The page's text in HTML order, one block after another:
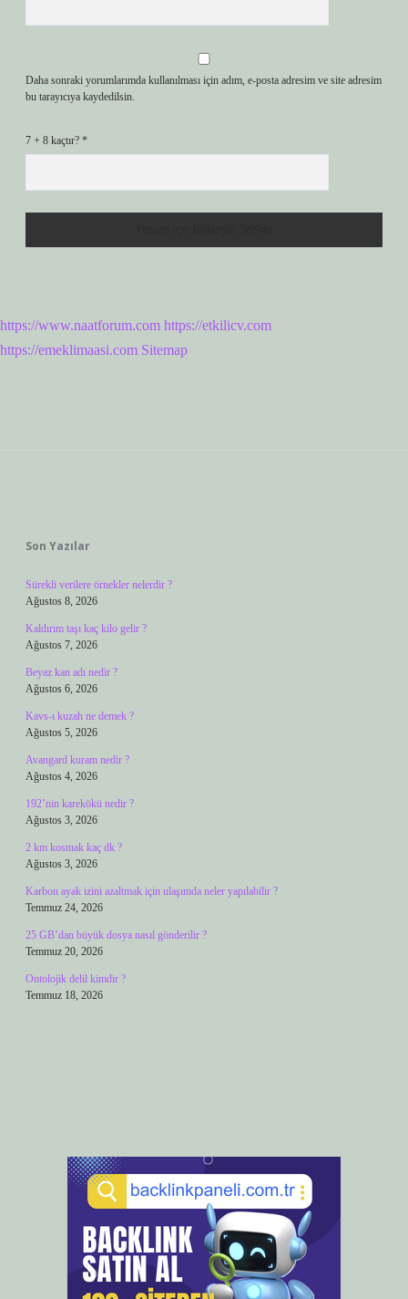
Daha sonraki yorumlarımda kullanılması için adım, e-posta adresim ve site adresim
bu tarayıcıya kaydedilsin.
7 + 8 kaçtır? *
https://www.naatforum.com https://etkilicv.com
https://emeklimaasi.com Sitemap
Son Yazılar
Sürekli verilere örnekler nelerdir ?
Ağustos 8, 2026
Kaldırım taşı kaç kilo gelir ?
Ağustos 7, 2026
Beyaz kan adı nedir ?
Ağustos 6, 2026
Kavs-ı kuzah ne demek ?
Ağustos 5, 2026
Avangard kuram nedir ?
Ağustos 4, 2026
192’nin karekökü nedir ?
Ağustos 3, 2026
2 km kosmak kaç dk ?
Ağustos 3, 2026
Karbon ayak izini azaltmak için ulaşımda neler yapılabilir ?
Temmuz 24, 2026
25 GB’dan büyük dosya nasıl gönderilir ?
Temmuz 20, 2026
Ontolojik delil kimdir ?
Temmuz 18, 2026